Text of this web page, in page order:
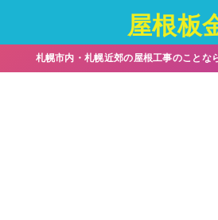
屋根板
札幌市内・札幌近郊の屋根工事のことな